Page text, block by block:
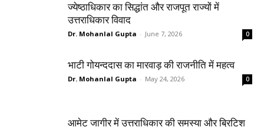
ज्येष्ठाधिकार का सिद्धांत और राजपूत राज्यों में
उत्तराधिकार विवाद
Dr. Mohanlal Gupta - June 7, 2026 0
भाटी गोयन्ददास का मारवाड़ की राजनीति में महत्व
Dr. Mohanlal Gupta - May 24, 2026 0
आमेट जागीर में उत्तराधिकार की समस्या और ब्रिटिश